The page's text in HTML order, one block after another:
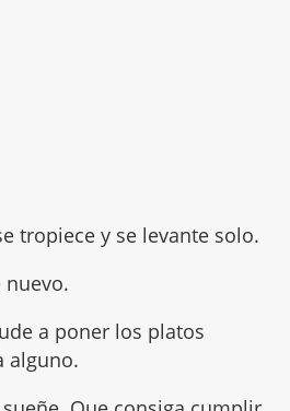
tropiece y se levante solo.
nuevo.
a poner los platos
alguno.